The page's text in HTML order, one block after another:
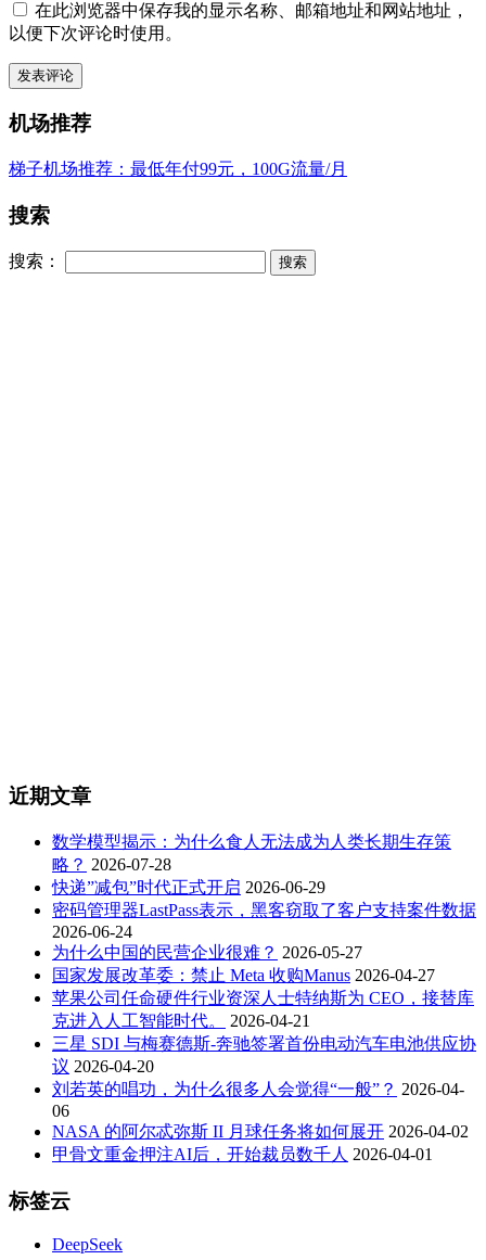
在此浏览器中保存我的显示名称、邮箱地址和网站地址，
以便下次评论时使用。
机场推荐
梯子机场推荐：最低年付99元，100G流量/月
搜索
搜索：
近期文章
数学模型揭示：为什么食人无法成为人类长期生存策
略？ 2026-07-28
快递”减包”时代正式开启 2026-06-29
密码管理器LastPass表示，黑客窃取了客户支持案件数据
2026-06-24
为什么中国的民营企业很难？ 2026-05-27
国家发展改革委：禁止 Meta 收购Manus 2026-04-27
苹果公司任命硬件行业资深人士特纳斯为 CEO，接替库
克进入人工智能时代。
2026-04-21
三星 SDI 与梅赛德斯-奔驰签署首份电动汽车电池供应协
议 2026-04-20
刘若英的唱功，为什么很多人会觉得“一般”？ 2026-04-
06
NASA 的阿尔忒弥斯 II 月球任务将如何展开 2026-04-02
甲骨文重金押注AI后，开始裁员数千人 2026-04-01
标签云
DeepSeek